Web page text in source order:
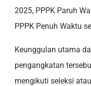
2025, PPPK Paruh
PPPK Penuh Waktu
Keunggulan utama
pengangkatan
mengikuti seleksi